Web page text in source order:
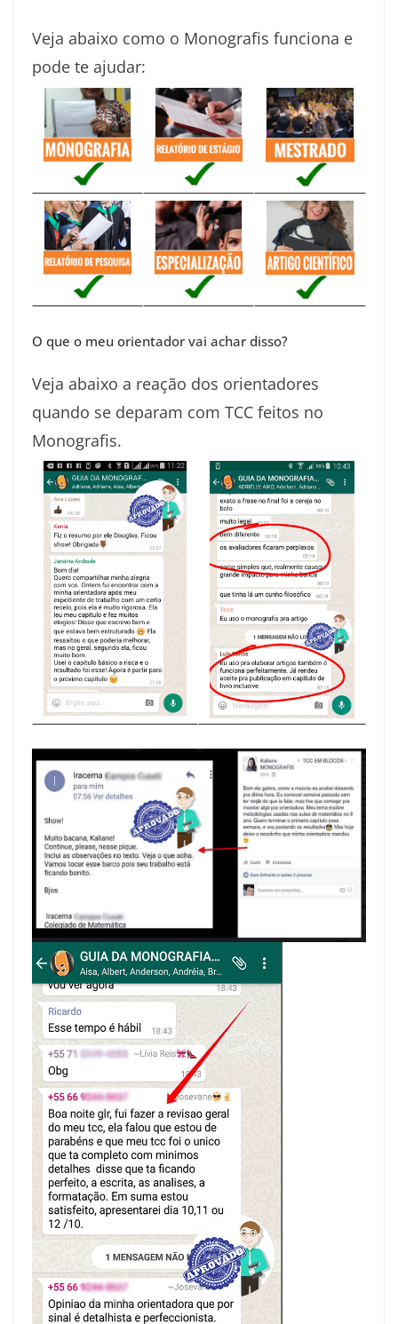
Veja abaixo como o Monografis funciona e
pode te ajudar:
O que o meu orientador vai achar disso?
Veja abaixo a reação dos orientadores
quando se deparam com TCC feitos no
Monografis.